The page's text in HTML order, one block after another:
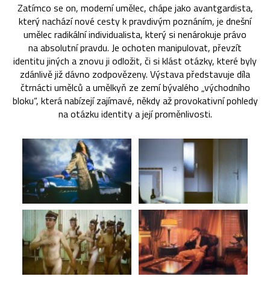
Zatímco se on, moderní umělec, chápe jako avantgardista,
který nachází nové cesty k pravdivým poznáním, je dnešní
umělec radikální individualista, který si nenárokuje právo
na absolutní pravdu. Je ochoten manipulovat, převzít
identitu jiných a znovu ji odložit, či si klást otázky, které byly
zdánlivě již dávno zodpovězeny. Výstava představuje díla
čtrnácti umělců a umělkyň ze zemí bývalého „východního
bloku“, která nabízejí zajímavé, někdy až provokativní pohledy
na otázku identity a její proměnlivosti.